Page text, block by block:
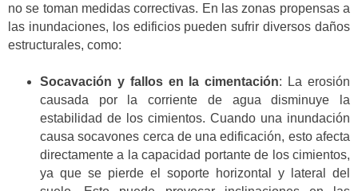
no se toman medidas correctivas. En las zonas propensas a
las inundaciones, los edificios pueden sufrir diversos daños
estructurales, como:
Socavación y fallos en la cimentación: La erosión
causada por la corriente de agua disminuye la
estabilidad de los cimientos. Cuando una inundación
causa socavones cerca de una edificación, esto afecta
directamente a la capacidad portante de los cimientos,
ya que se pierde el soporte horizontal y lateral del